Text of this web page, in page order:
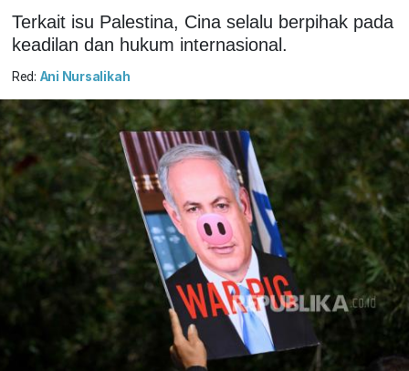
Terkait isu Palestina, Cina selalu berpihak pada
keadilan dan hukum internasional.
Red: Ani Nursalikah